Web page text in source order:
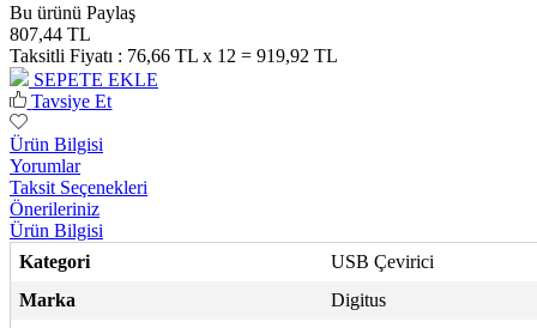
Bu ürünü Paylaş
807,44 TL
Taksitli Fiyatı : 76,66 TL x 12 = 919,92 TL
SEPETE EKLE
Tavsiye Et
Ürün Bilgisi
Yorumlar
Taksit Seçenekleri
Önerileriniz
Ürün Bilgisi
Kategori
USB Çevirici
Marka
Digitus